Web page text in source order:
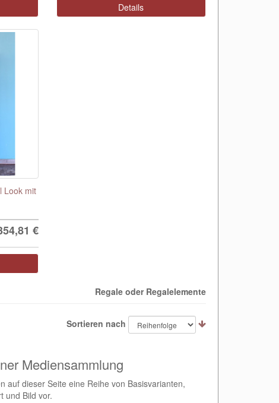
Details
Look mit
€
Regale oder Regalelemente
Sortieren nach
Mediensammlung
auf dieser Seite eine Reihe von Basisvarianten,
und Bild vor.